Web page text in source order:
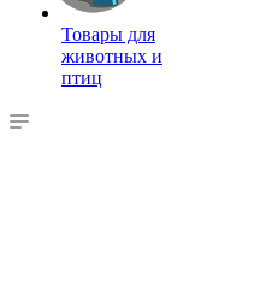
Товары для
животных и
птиц